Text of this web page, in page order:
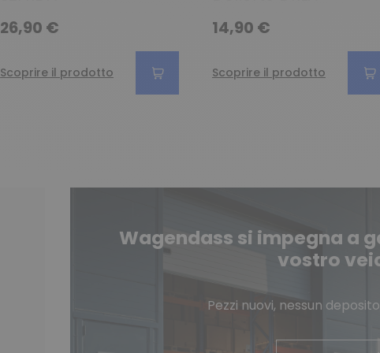
26,90 €
Scoprire il prodotto
14,90 €
Scoprire il prodotto
Wagendass si impegna a
vostro
Pezzi nuovi, nessun